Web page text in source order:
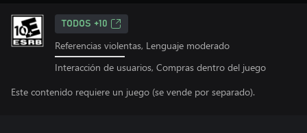
TODOS +10
Referencias violentas, Lenguaje moderado
Interacción de usuarios, Compras dentro del juego
Este contenido requiere un juego (se vende por separado).